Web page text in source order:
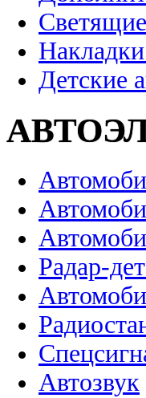
Детские
Радар-
Автозвук